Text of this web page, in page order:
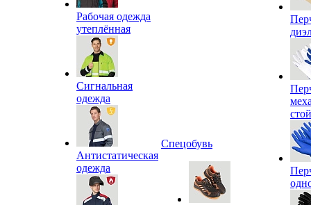
Рабочая одежда
утеплённая
Сигнальная
одежда
Антистатическая
одежда
Спецобувь